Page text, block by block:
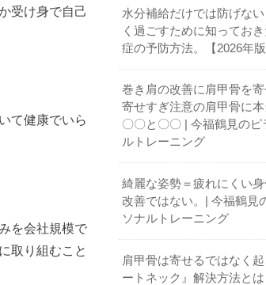
受け身で自己
て健康でいら
を会社規模で
取り組むこと
水分補給だけでは防げな
く過ごすために知ってお
症の予防方法。【2026年版
巻き肩の改善に肩甲骨を寄
寄せすぎ注意の肩甲骨に
〇〇と〇〇 | 今福鶴見の
ルトレーニング
綺麗な姿勢＝疲れにくい
改善ではない。| 今福鶴見
ソナルトレーニング
肩甲骨は寄せるではなく
ートネック』解決方法と